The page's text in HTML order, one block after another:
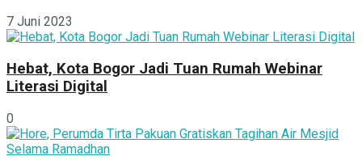
7 Juni 2023
Hebat, Kota Bogor Jadi Tuan Rumah Webinar
Literasi Digital
0